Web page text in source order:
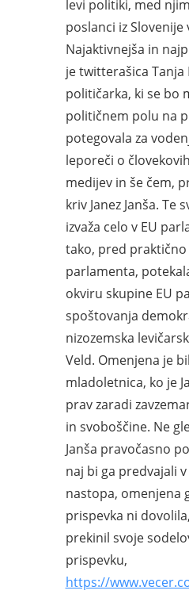
levi politiki, med
poslanci iz
Najaktivnejša in
je twitterašica Tanja
političarka, ki se bo
političnem polu na
potegovala za
leporeči o
medijev in še čem,
kriv Janez Janša. Te
izvaža celo v EU
tako, pred
parlamenta,
okviru skupine EU
spoštovanja
nizozemska
Veld. Omenjena je
mladoletnica, ko je
prav zaradi
in svoboščine. Ne
Janša pravočasno
naj bi ga predvajali
nastopa, omenjena
prispevka ni
prekinil svoje
prispevku,
https://